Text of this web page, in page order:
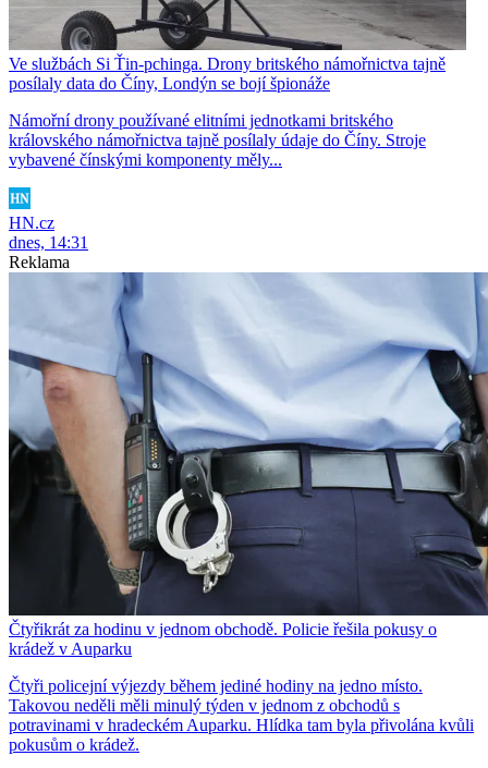
Ve službách Si Ťin-pchinga. Drony britského námořnictva tajně
posílaly data do Číny, Londýn se bojí špionáže
Námořní drony používané elitními jednotkami britského
královského námořnictva tajně posílaly údaje do Číny. Stroje
vybavené čínskými komponenty měly...
HN.cz
dnes, 14:31
Reklama
Čtyřikrát za hodinu v jednom obchodě. Policie řešila pokusy o
krádež v Auparku
Čtyři policejní výjezdy během jediné hodiny na jedno místo.
Takovou neděli měli minulý týden v jednom z obchodů s
potravinami v hradeckém Auparku. Hlídka tam byla přivolána kvůli
pokusům o krádež.